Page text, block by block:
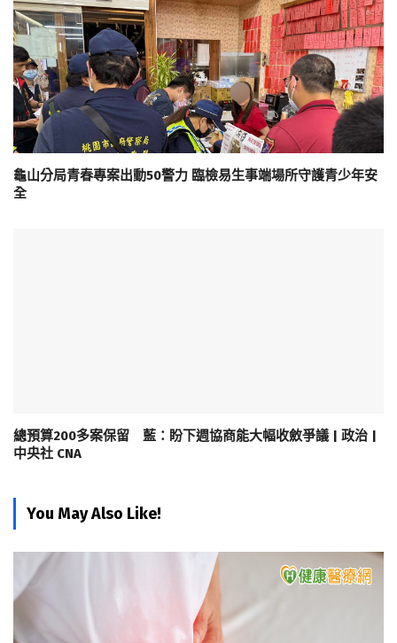
龜山分局青春專案出動50警力 臨檢易生事端場所守護青少年安
全
總預算200多案保留 藍：盼下週協商能大幅收斂爭議 | 政治 |
中央社 CNA
You May Also Like!